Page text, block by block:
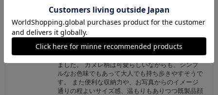
カヌレ好きさん♡マルチポーチ マルチケー
ス 通帳ケース 母子手帳ケース チェック
お薬手帳ケースを探していてこちらの作品に出会い
ました。 カヌレ柄は可愛らしいながらも、シンプ
ルなお色味でもあって大人でも持ち歩きやすそうで
す。 また便利な収納力や、お写真からのイメージ
通りの程よいサイズ感、温もりもありつつ既製品顔